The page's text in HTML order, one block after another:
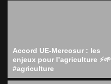
Accord UE-Mercosur : les
enjeux pour l’agriculture ⚡️🌱
#agriculture